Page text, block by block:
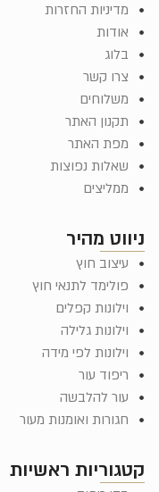
קטגוריות ראשיות
ניווט מהיר
עיצוב חוץ
פולימד לתנאי חוץ
וילונות קפלים
וילונות גלילה
וילונות לפי מידה
ריפוד עור
עור להלבשה
חגורות ואומנות מעור
מדיניות החזרות
אודות
בלוג
צרו קשר
משלוחים
תקנון האתר
מפת האתר
שאלות נפוצות
ממליצים